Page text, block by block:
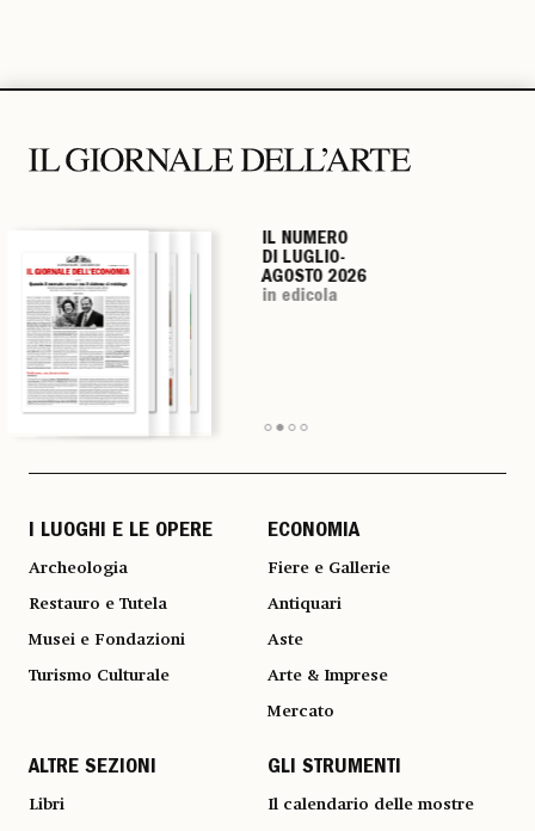
IL NUMERO
DI LUGLIO-
AGOSTO 2026
in edicola
IL NUMERO
DI LUGLIO-
AGOSTO 2026
in edicola
IL NUMERO
DI LUGLIO-
AGOSTO 2026
in edicola
IL NUMERO
DI LUGLIO-
AGOSTO 2026
in edicola
I LUOGHI E LE OPERE
Archeologia
Restauro e Tutela
Musei e Fondazioni
Turismo Culturale
ECONOMIA
Fiere e Gallerie
Antiquari
Aste
Arte & Imprese
Mercato
ALTRE SEZIONI
Libri
GLI STRUMENTI
Il calendario delle mostre